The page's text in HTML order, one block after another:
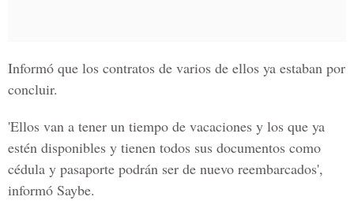
Informó que los contratos de varios de ellos ya estaban por
concluir.
'Ellos van a tener un tiempo de vacaciones y los que ya
estén disponibles y tienen todos sus documentos como
cédula y pasaporte podrán ser de nuevo reembarcados',
informó Saybe.